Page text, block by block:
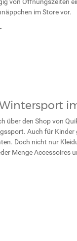
im Store vor.
über den Shop von
Auch für
Doch nicht nur
Menge Accessoires